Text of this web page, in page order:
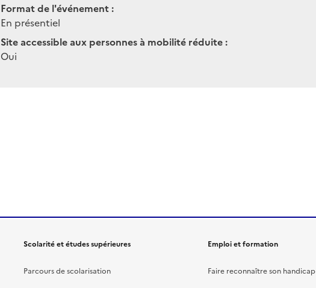
Format de l'événement :
En présentiel
Site accessible aux personnes à mobilité réduite :
Oui
Scolarité et études supérieures
Parcours de scolarisation
Emploi et formation
Faire reconnaître son handicap